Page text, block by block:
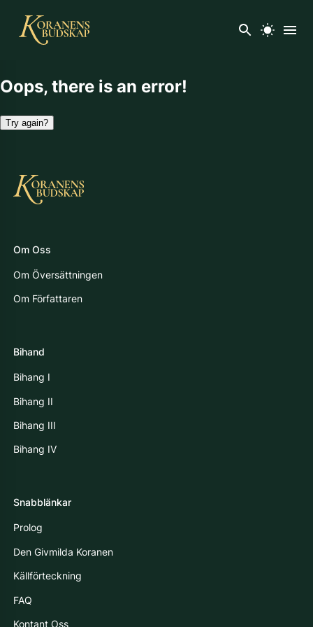
Oops, there is an error!
Try again?
Om Oss
Om Översättningen
Om Författaren
Bihand
Bihang I
Bihang II
Bihang III
Bihang IV
Snabblänkar
Prolog
Den Givmilda Koranen
Källförteckning
FAQ
Kontant Oss